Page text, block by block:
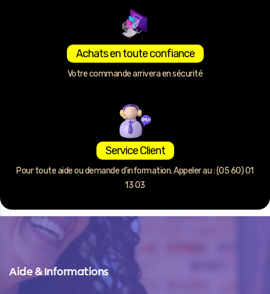
Achats en toute confiance
Votre commande arrivera en sécurité
Service Client
Pour toute aide ou demande d’information. Appeler au : (05 60) 01
13 03
Aide & Informations